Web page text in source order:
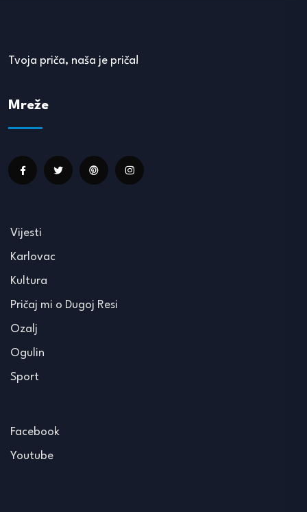
Tvoja priča, naša je priča!
Mreže
Vijesti
Karlovac
Kultura
Pričaj mi o Dugoj Resi
Ozalj
Ogulin
Sport
Facebook
Youtube